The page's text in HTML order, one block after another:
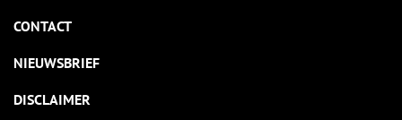
CONTACT
NIEUWSBRIEF
DISCLAIMER